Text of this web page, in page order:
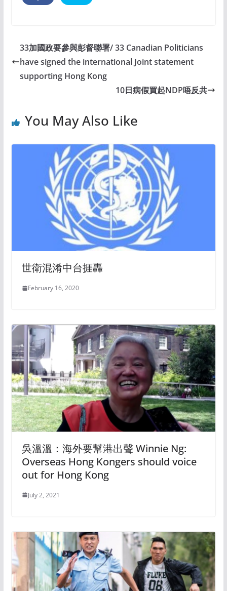
33加國政要參與彭督聯署/ 33 Canadian Politicians
have signed the international Joint statement
supporting Hong Kong
10日病假買起NDP唔反共
You May Also Like
世衛混淆中台捱轟
February 16, 2020
吳溫溫：海外要幫港出聲 Winnie Ng:
Overseas Hong Kongers should voice
out for Hong Kong
July 2, 2021